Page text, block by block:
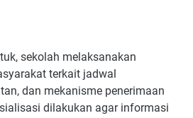
sekolah melaksanakan
terkait jadwal
dan mekanisme penerimaan
dilakukan agar informasi